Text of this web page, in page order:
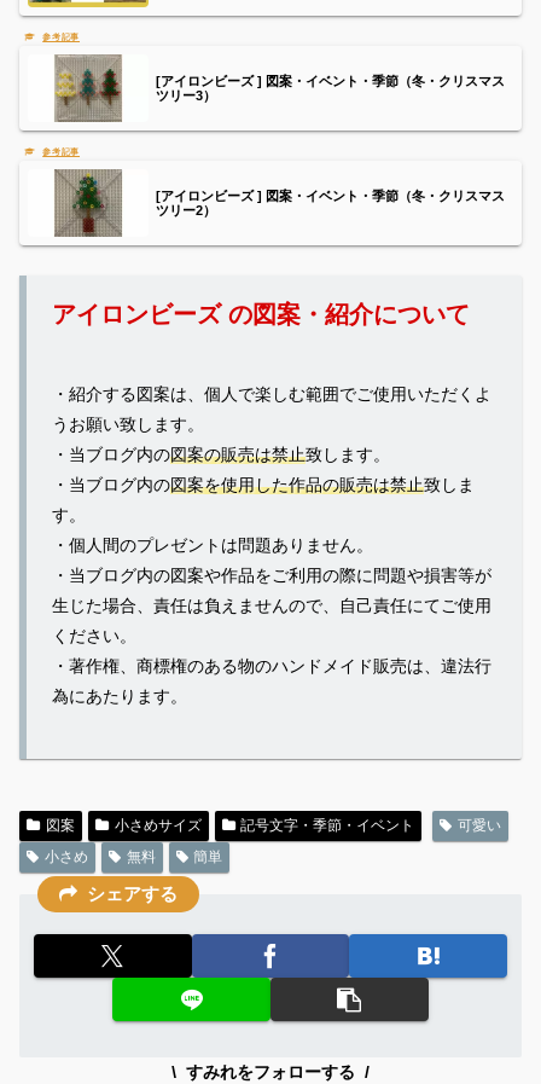
[アイロンビーズ ] 図案・イベント・季節（冬・クリスマス
ツリー3）
[アイロンビーズ ] 図案・イベント・季節（冬・クリスマス
ツリー2）
アイロンビーズ の図案・紹介について
・紹介する図案は、個人で楽しむ範囲でご使用いただくよ
うお願い致します。
・当ブログ内の図案の販売は禁止致します。
・当ブログ内の図案を使用した作品の販売は禁止致しま
す。
・個人間のプレゼントは問題ありません。
・当ブログ内の図案や作品をご利用の際に問題や損害等が
生じた場合、責任は負えませんので、自己責任にてご使用
ください。
・著作権、商標権のある物のハンドメイド販売は、違法行
為にあたります。
図案 小さめサイズ 記号文字・季節・イベント
可愛い
小さめ
無料 簡単
シェアする
すみれをフォローする